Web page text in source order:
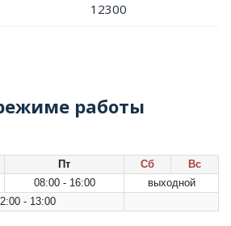
12300
работы
Пт Сб
Вс
08:00 - 16:00
выходной
- 13:00